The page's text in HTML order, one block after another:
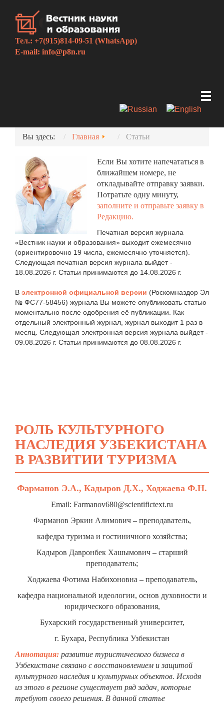
Тел.: +7(915)814-09-51 (WhatsApp)
E-mail: info@p8n.ru
Вы здесь: Главная Статьи
Если Вы хотите напечататься в
ближайшем номере, не
откладывайте отправку заявки.
Потратьте одну минуту,
заполните и отправьте заявку в
Редакцию.
Печатная версия журнала
«Вестник науки и образования» выходит ежемесячно
(ориентировочно 19 числа, ежемесячно уточняется).
Следующая печатная версия журнала выйдет -
18.08.2026 г. Статьи принимаются до 14.08.2026 г.
В электронной официальной версии (Роскомназдор Эл
№ ФС77-58456) журнала Вы можете опубликовать статью
моментально после одобрения её публикации. Как
отдельный электронный журнал, журнал выходит 1 раз в
месяц. Следующая электронная версия журнала выйдет -
09.08.2026 г. Статьи принимаются до 08.08.2026 г.
РОЛЬ КУЛЬТУРНОГО
НАСЛЕДИЯ УЗБЕКИСТАНА
В РАЗВИТИИ ТУРИЗМА
Фарманов Э.А., Кадыров Д.Х., Ходжаева Ф.Н.
Email: Farmanov680@scientifictext.ru
Фарманов Эркин Алимович – преподаватель,
кафедра туризма и гостиничного хозяйства;
Кадыров Давронбек Хашымович – старший
преподаватель;
Ходжаева Фотима Набихоновна – преподаватель,
кафедра национальной идеологии, основ духовности и
юридического образования,
Бухарский государственный университет,
г. Бухара, Республика Узбекистан
Аннотация: развитие туристического бизнеса в
Узбекистане связано с восстановлением и защитой
культурного наследия и культурных объектов. Исходя
из этого в регионе существует ряд задач, которые
требуют своего решения. В данной статье